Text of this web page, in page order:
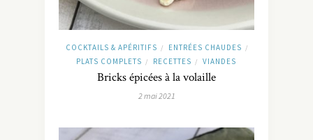
COCKTAILS & APÉRITIFS / ENTRÉES CHAUDES /
PLATS COMPLETS / RECETTES / VIANDES
Bricks épicées à la volaille
2 mai 2021